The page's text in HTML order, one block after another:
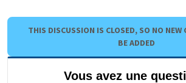
THIS DISCUSSION IS CLOSED, SO NO NEW
BE ADDED
Vous avez une